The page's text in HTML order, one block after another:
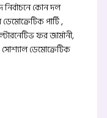
নির্বাচনে কোন দল
পার্টি ,
ফর জার্মানী,
ডেমোক্রেটিক